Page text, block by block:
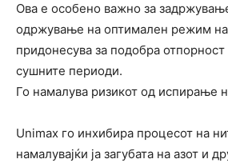
Ова е особено важно за
одржување на оптимален режим
придонесува за подобра отпорност
сушните периоди.
Го намалува ризикот од испирање
Unimax го инхибира процесот на
намалувајќи ја загубата на азот и